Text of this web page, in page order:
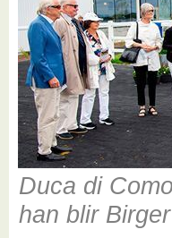
Duca di
han blir